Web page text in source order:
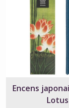
Encens
Lotus